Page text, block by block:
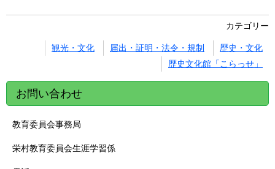
カテゴリー
観光・文化 届出・証明・法令・規制
歴史・文化
歴史文化館「こらっせ」
お問い合わせ
教育委員会事務局
栄村教育委員会生涯学習係